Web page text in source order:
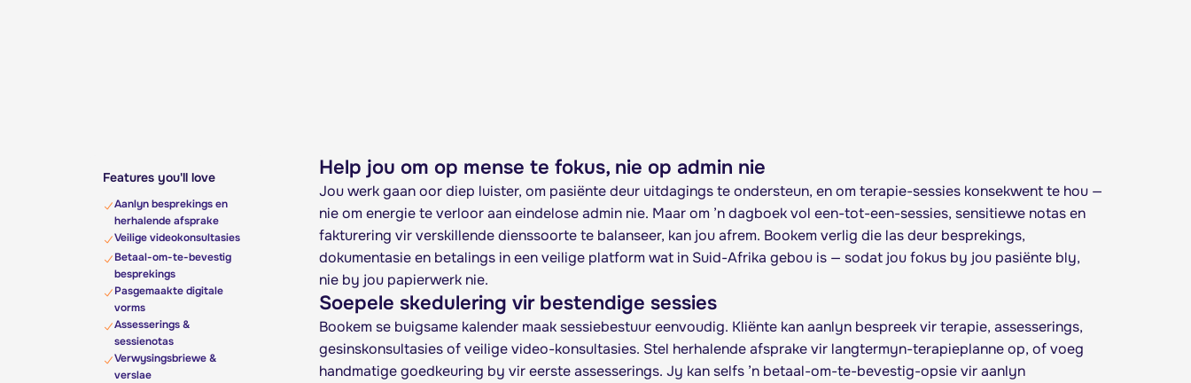
Features you'll love
Aanlyn besprekings en
herhalende afsprake
Veilige videokonsultasies
Betaal-om-te-bevestig
besprekings
Pasgemaakte digitale
vorms
Assesserings &
sessienotas
Verwysingsbriewe &
verslae
Help jou om op mense te fokus, nie op admin nie
Jou werk gaan oor diep luister, om pasiënte deur uitdagings te ondersteun, en om terapie-sessies konsekwent te hou —
nie om energie te verloor aan eindelose admin nie. Maar om ’n dagboek vol een-tot-een-sessies, sensitiewe notas en
fakturering vir verskillende dienssoorte te balanseer, kan jou afrem. Bookem verlig die las deur besprekings,
dokumentasie en betalings in een veilige platform wat in Suid-Afrika gebou is — sodat jou fokus by jou pasiënte bly,
nie by jou papierwerk nie.
Soepele skedulering vir bestendige sessies
Bookem se buigsame kalender maak sessiebestuur eenvoudig. Kliënte kan aanlyn bespreek vir terapie, assesserings,
gesinskonsultasies of veilige video-konsultasies. Stel herhalende afsprake vir langtermyn-terapieplanne op, of voeg
handmatige goedkeuring by vir eerste assesserings. Jy kan selfs ’n betaal-om-te-bevestig-opsie vir aanlyn